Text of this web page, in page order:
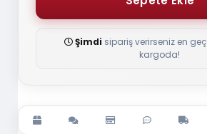
Şimdi sipariş verirseniz en geç
kargoda!